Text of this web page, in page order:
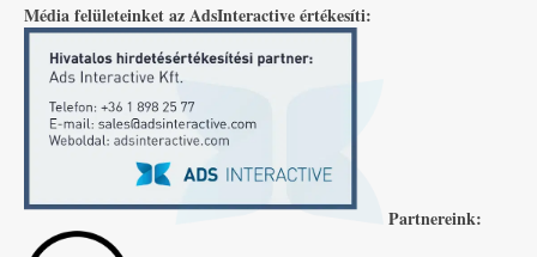
Média felületeinket az AdsInteractive értékesíti:
Partnereink: